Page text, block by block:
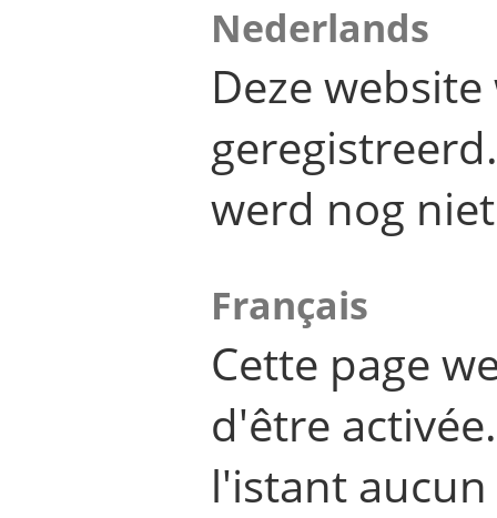
Nederlands
Deze
werd nog
Français
Cette page
d'être
l'istant